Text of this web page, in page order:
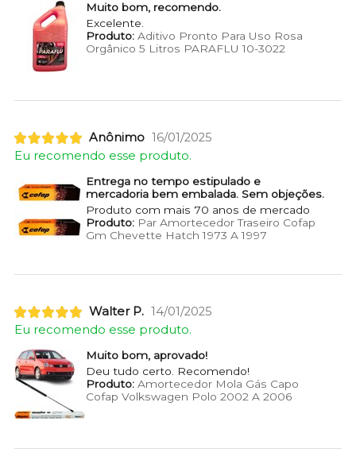
Muito bom, recomendo.
Excelente.
Produto:Aditivo Pronto Para Uso Rosa
Orgânico 5 Litros PARAFLU 10-3022
Anônimo 16/01/2025
Eu recomendo esse produto.
Entrega no tempo estipulado e
mercadoria bem embalada. Sem objeções.
Produto com mais 70 anos de mercado
Produto:Par Amortecedor Traseiro Cofap
Gm Chevette Hatch 1973 A 1997
Walter P. 14/01/2025
Eu recomendo esse produto.
Muito bom, aprovado!
Deu tudo certo. Recomendo!
Produto:Amortecedor Mola Gás Capo
Cofap Volkswagen Polo 2002 A 2006